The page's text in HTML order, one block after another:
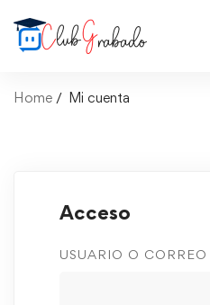
Home Mi cuenta
Acceso
USUARIO O CORREO